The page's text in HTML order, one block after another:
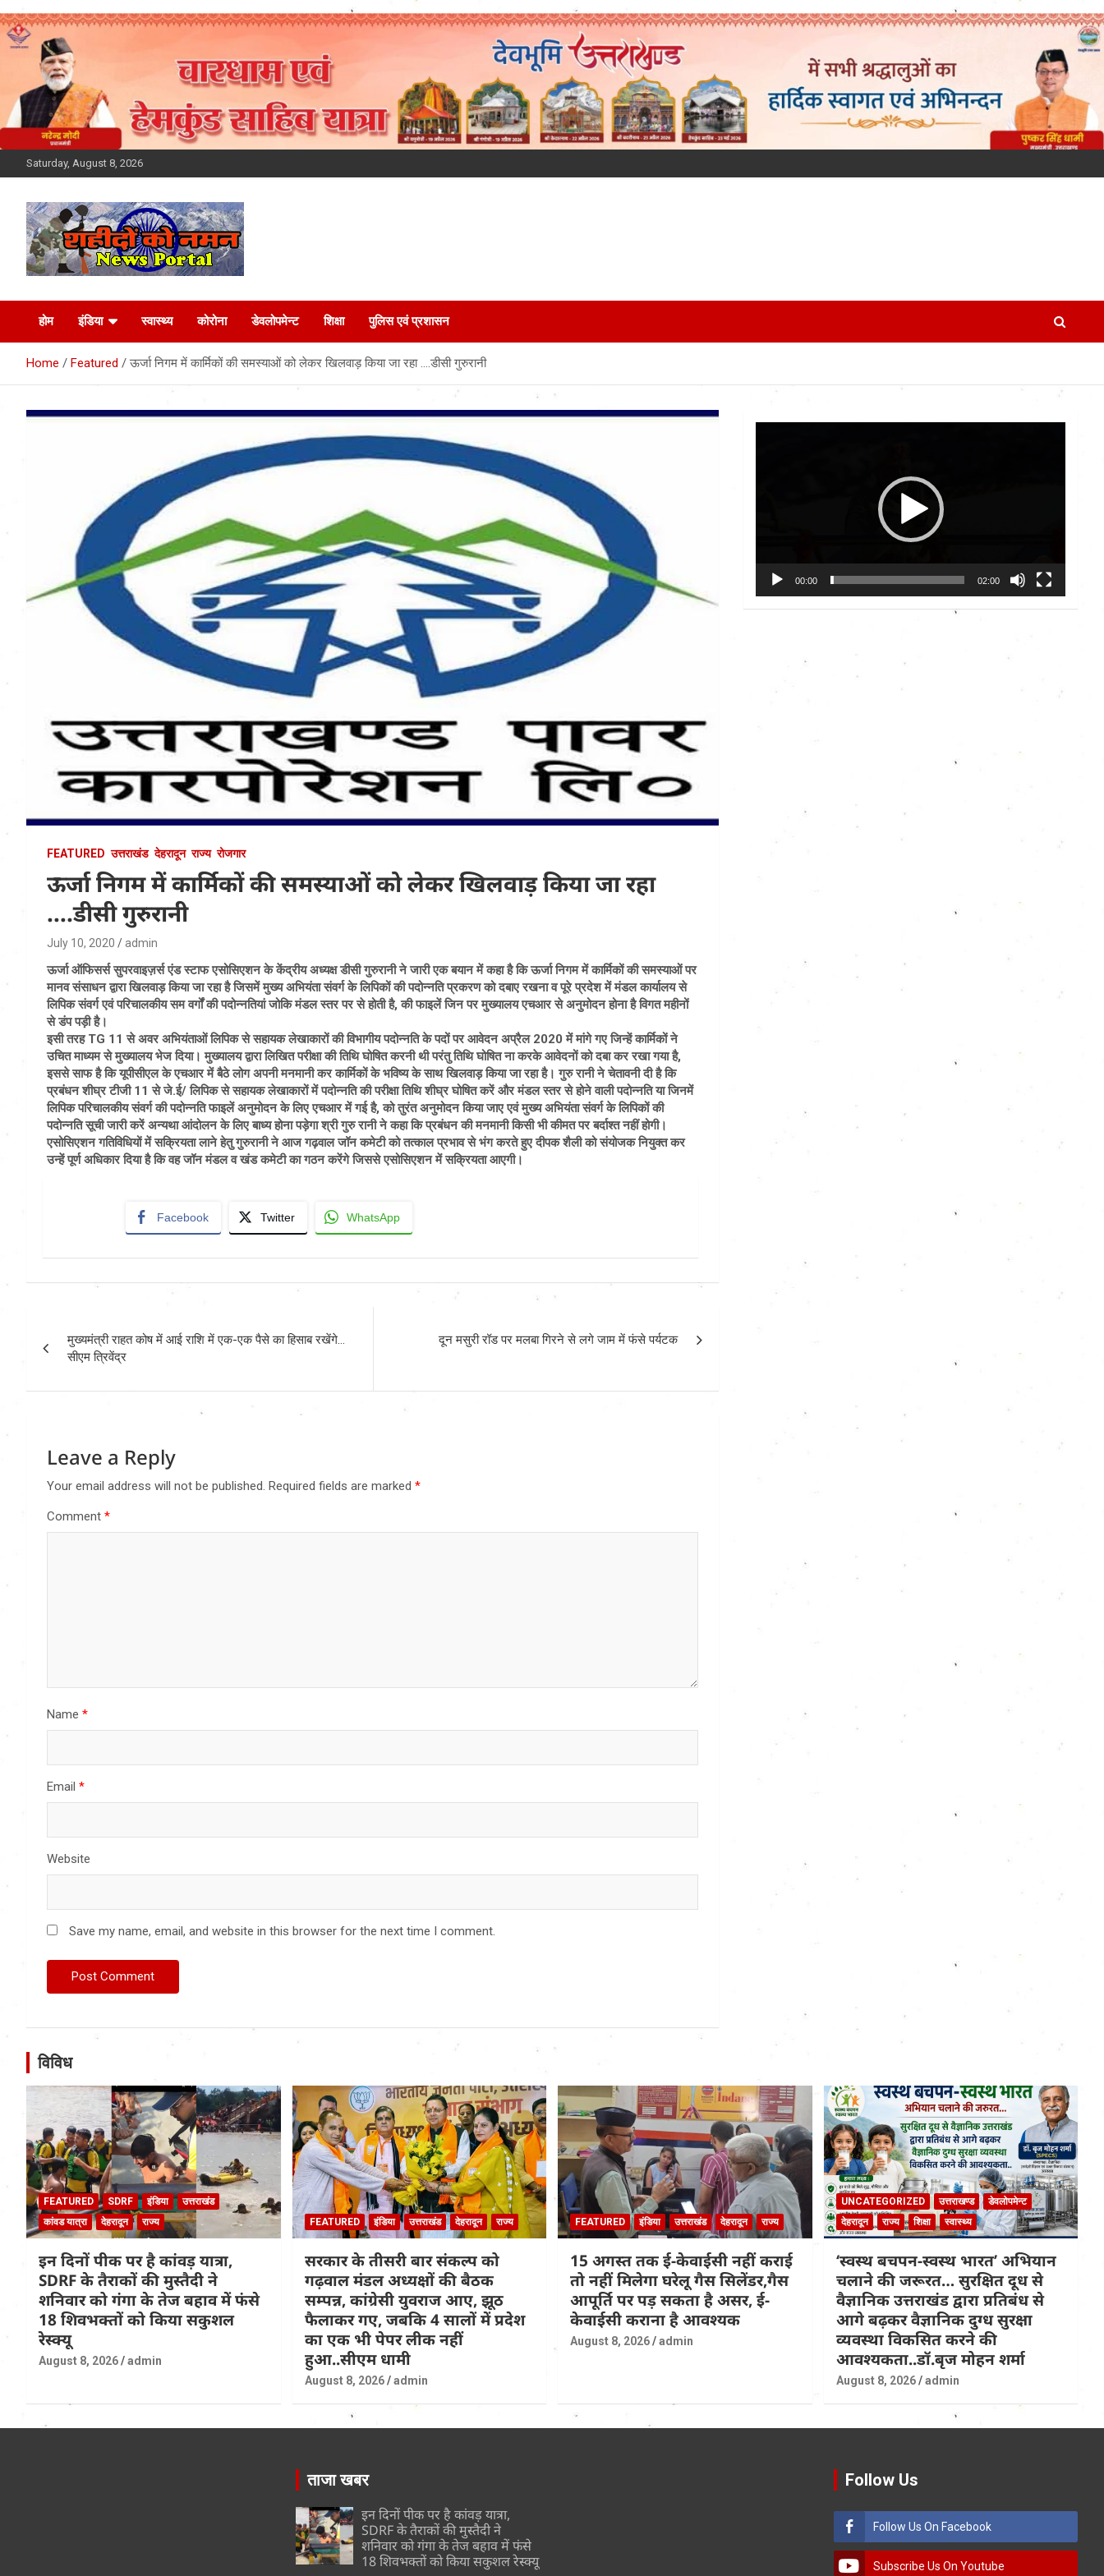
Skip
to
Saturday, August 8, 2026
Latest News Today,
Breaking News,
Uttarakhand News in
Hindi
होम इंडिया स्वास्थ्य कोरोना डेवलोपमेन्ट शिक्षा पुलिस एवं प्रशासन
Home Featured ऊर्जा निगम में कार्मिकों की समस्याओं को लेकर खिलवाड़ किया जा रहा ….डीसी गुरुरानी
FEATURED उत्तराखंड देहरादून राज्य रोजगार
ऊर्जा निगम में कार्मिकों की समस्याओं को लेकर खिलवाड़ किया जा रहा
….डीसी गुरुरानी
July 10, 2020 admin
ऊर्जा ऑफिसर्स सुपरवाइज़र्स एंड स्टाफ एसोसिएशन के केंद्रीय अध्यक्ष डीसी गुरुरानी ने जारी एक बयान में कहा है कि ऊर्जा निगम में कार्मिकों की समस्याओं पर
मानव संसाधन द्वारा खिलवाड़ किया जा रहा है जिसमें मुख्य अभियंता संवर्ग के लिपिकों की पदोन्नति प्रकरण को दबाए रखना व पूरे प्रदेश में मंडल कार्यालय से
लिपिक संवर्ग एवं परिचालकीय सम वर्गों की पदोन्नतियां जोकि मंडल स्तर पर से होती है, की फाइलें जिन पर मुख्यालय एचआर से अनुमोदन होना है विगत महीनों
से डंप पड़ी है।
इसी तरह TG 11 से अवर अभियंताओं लिपिक से सहायक लेखाकारों की विभागीय पदोन्नति के पदों पर आवेदन अप्रैल 2020 में मांगे गए जिन्हें कार्मिकों ने
उचित माध्यम से मुख्यालय भेज दिया। मुख्यालय द्वारा लिखित परीक्षा की तिथि घोषित करनी थी परंतु तिथि घोषित ना करके आवेदनों को दबा कर रखा गया है,
इससे साफ है कि यूपीसीएल के एचआर में बैठे लोग अपनी मनमानी कर कार्मिकों के भविष्य के साथ खिलवाड़ किया जा रहा है। गुरु रानी ने चेतावनी दी है कि
प्रबंधन शीघ्र टीजी 11 से जे.ई/ लिपिक से सहायक लेखाकारों में पदोन्नति की परीक्षा तिथि शीघ्र घोषित करें और मंडल स्तर से होने वाली पदोन्नति या जिनमें
लिपिक परिचालकीय संवर्ग की पदोन्नति फाइलें अनुमोदन के लिए एचआर में गई है, को तुरंत अनुमोदन किया जाए एवं मुख्य अभियंता संवर्ग के लिपिकों की
पदोन्नति सूची जारी करें अन्यथा आंदोलन के लिए बाध्य होना पड़ेगा श्री गुरु रानी ने कहा कि प्रबंधन की मनमानी किसी भी कीमत पर बर्दाश्त नहीं होगी।
एसोसिएशन गतिविधियों में सक्रियता लाने हेतु गुरुरानी ने आज गढ़वाल जॉन कमेटी को तत्काल प्रभाव से भंग करते हुए दीपक शैली को संयोजक नियुक्त कर
उन्हें पूर्ण अधिकार दिया है कि वह जॉन मंडल व खंड कमेटी का गठन करेंगे जिससे एसोसिएशन में सक्रियता आएगी।
Facebook Twitter WhatsApp
navigation
मुख्यमंत्री राहत कोष में आई राशि में एक-एक पैसे का हिसाब रखेंगे…
सीएम त्रिवेंद्र
दून मसुरी रॉड पर मलबा गिरने से लगे जाम में फंसे पर्यटक
Leave a Reply
Your email address will not be published. Required fields are marked *
Comment *
Name *
Email *
Website
Save my name, email, and website in this browser for the next time I comment.
00:00 02:00
विविध
FEATURED SDRF इंडिया
उत्तराखंड
कांवड यात्रा
देहरादून राज्य
इन दिनों पीक पर है कांवड़ यात्रा,
SDRF के तैराकों की मुस्तैदी ने
शनिवार को गंगा के तेज बहाव में फंसे
18 शिवभक्तों को किया सकुशल
रेस्क्यू
August 8, 2026 admin
FEATURED इंडिया उत्तराखंड देहरादून राज्य
सरकार के तीसरी बार संकल्प को
गढ़वाल मंडल अध्यक्षों की बैठक
सम्पन्न, कांग्रेसी युवराज आए, झूठ
फैलाकर गए, जबकि 4 सालों में प्रदेश
का एक भी पेपर लीक नहीं
हुआ..सीएम धामी
August 8, 2026 admin
FEATURED इंडिया उत्तराखंड देहरादून राज्य
15 अगस्त तक ई-केवाईसी नहीं कराई
तो नहीं मिलेगा घरेलू गैस सिलेंडर,गैस
आपूर्ति पर पड़ सकता है असर, ई-
केवाईसी कराना है आवश्यक
August 8, 2026 admin
UNCATEGORIZED उत्तराखण्ड
डेवलोपमेन्ट
देहरादून
राज्य शिक्षा स्वास्थ्य
‘स्वस्थ बचपन-स्वस्थ भारत’ अभियान
चलाने की जरूरत… सुरक्षित दूध से
वैज्ञानिक उत्तराखंड द्वारा प्रतिबंध से
आगे बढ़कर वैज्ञानिक दुग्ध सुरक्षा
व्यवस्था विकसित करने की
आवश्यकता..डॉ.बृज मोहन शर्मा
August 8, 2026 admin
ताजा खबर
इन दिनों पीक पर है कांवड़ यात्रा,
SDRF के तैराकों की मुस्तैदी ने
शनिवार को गंगा के तेज बहाव में फंसे
18 शिवभक्तों को किया सकुशल रेस्क्यू
Follow Us
Follow Us On Facebook
Subscribe Us On Youtube